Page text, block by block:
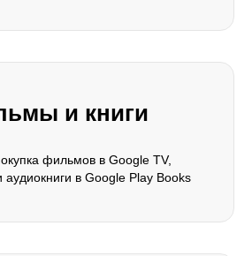
и книги
фильмов в Google TV,
аудиокниги в Google Play Books